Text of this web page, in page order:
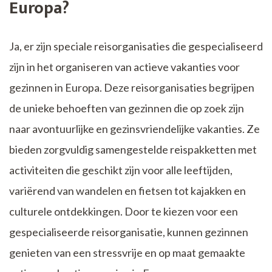
Europa?
Ja, er zijn speciale reisorganisaties die gespecialiseerd
zijn in het organiseren van actieve vakanties voor
gezinnen in Europa. Deze reisorganisaties begrijpen
de unieke behoeften van gezinnen die op zoek zijn
naar avontuurlijke en gezinsvriendelijke vakanties. Ze
bieden zorgvuldig samengestelde reispakketten met
activiteiten die geschikt zijn voor alle leeftijden,
variërend van wandelen en fietsen tot kajakken en
culturele ontdekkingen. Door te kiezen voor een
gespecialiseerde reisorganisatie, kunnen gezinnen
genieten van een stressvrije en op maat gemaakte